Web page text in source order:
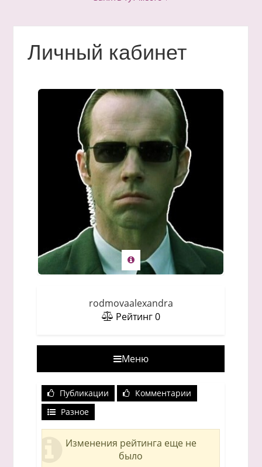
Личный кабинет
rodmovaalexandra
Рейтинг0
Меню
Публикации
Комментарии
Разное
Изменения рейтинга еще не
было